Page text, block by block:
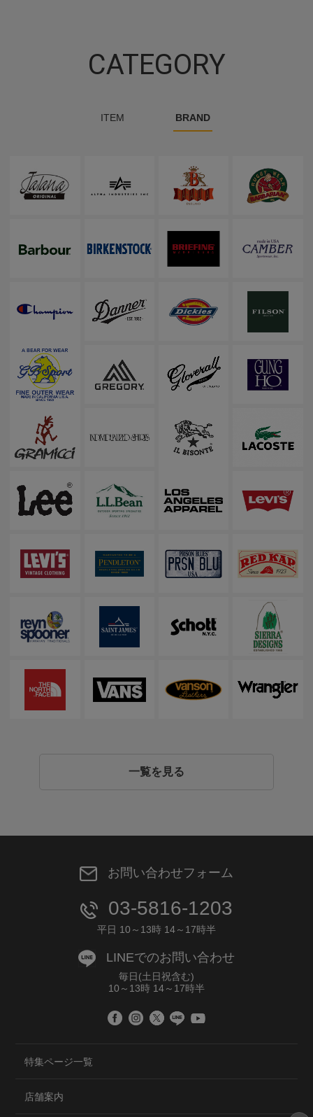
CATEGORY
ITEM BRAND
一覧を見る
お問い合わせフォーム
03-5816-1203
平日 10～13時 14～17時半
LINEでのお問い合わせ
毎日(土日祝含む)
10～13時 14～17時半
特集ページ一覧
店舗案内